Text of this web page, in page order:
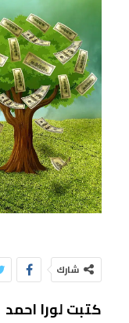
شارك
كتبت لورا احمد